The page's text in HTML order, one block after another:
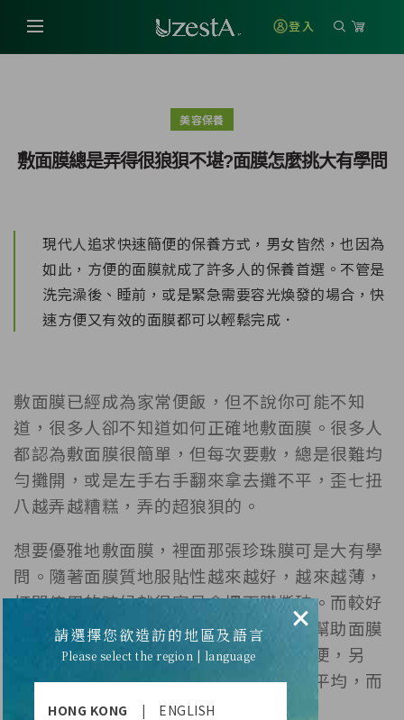
登入
美容保養
敷面膜總是弄得很狼狽不堪?面膜怎麼挑大有學問
現代人追求快速簡便的保養方式，男女皆然，也因為
如此，方便的面膜就成了許多人的保養首選。不管是
洗完澡後、睡前，或是緊急需要容光煥發的場合，快
速方便又有效的面膜都可以輕鬆完成．
敷面膜已經成為家常便飯，但不說你可能不知
道，很多人卻不知道如何正確地敷面膜。很多人
都認為敷面膜很簡單，但每次要敷，總是很難均
勻攤開，或是左手右手翻來拿去攤不平，歪七扭
八越弄越糟糕，弄的超狼狽的。
想要優雅地敷面膜，裡面那張珍珠膜可是大有學
問。隨著面膜質地服貼性越來越好，越來越薄，
打開使用的時候就很容易會把面膜撕破。而較好
的面膜，裡面會多一張珍珠膜，原因是幫助面膜
平整放在裡面，同時打開使用時也更方便，另
外，也可以幫助面膜的精華液分布更加平均，而
不會只在包裝的底部。
×
請選擇您欲造訪的地區及語言
Please select the region | language
HONG KONG | ENGLISH